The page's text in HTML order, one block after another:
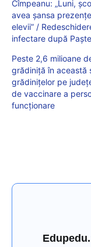
Cîmpeanu: „Luni,
avea șansa
elevii” /
infectare după Paște
Peste 2,6 milioane
grădiniță în această
grădinițelor pe
de vaccinare a
funcționare